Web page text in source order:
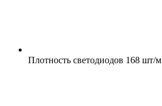
Плотность светодиодов 168 шт/м